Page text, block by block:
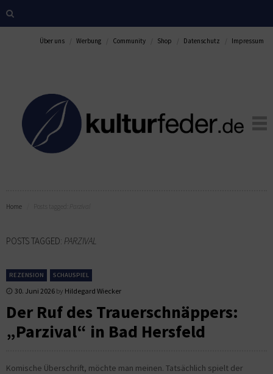
Über uns Werbung Community Shop Datenschutz Impressum
Home
POSTS TAGGED: PARZIVAL
REZENSION SCHAUSPIEL
30. Juni 2026 by Hildegard Wiecker
Der Ruf des Trauerschnäppers:
„Parzival“ in Bad Hersfeld
Komische Überschrift, möchte man meinen. Tatsächlich spielt der